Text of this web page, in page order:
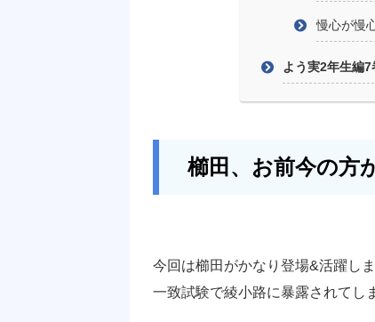
慢心が慢
よう実2年生編
櫛田、お前今の方
今回は櫛田がかなり登場&活躍し
一致試験で綾小路に暴露されてし